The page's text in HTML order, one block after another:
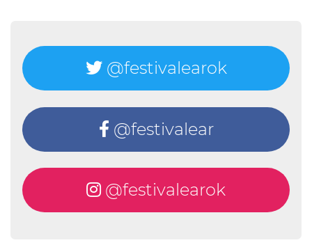
@festivalearok
@festivalear
@festivalearok